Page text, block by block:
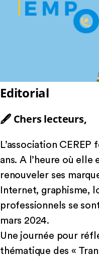
Editorial
🖋Chers lecteurs,
L’association
ans. A l’heure où elle
renouveler ses
Internet, graphisme,
professionnels se
mars 2024.
Une journée pour
thématique des «